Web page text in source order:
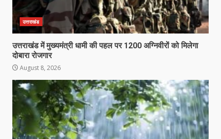
उत्तराखंड
उत्तराखंड में मुख्यमंत्री धामी की पहल पर 1200 अग्निवीरों को मिलेगा
दोबारा रोजगार
August 8, 2026